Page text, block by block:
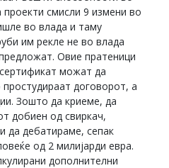
проекти смисли 9 измени во
во влада и таму
им рекле не во влада
Овие пратеници
можат да
договорот, а
Зошто да криеме, да
добиен од свиркач,
да дебатираме, сепак
од 2 милијарди евра.
дополнителни